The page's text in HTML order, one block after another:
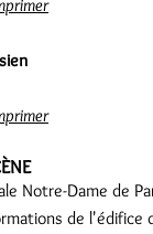
Notre-Dame de
de